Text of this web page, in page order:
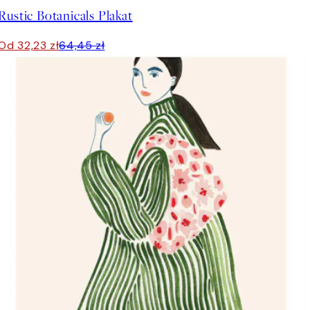
Botanicals Plakat
32,23 zł64,45 zł